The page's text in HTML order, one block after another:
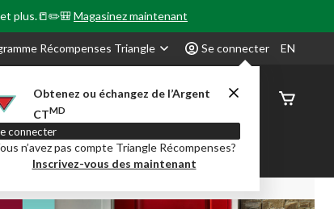
et plus.📒✏️🎒Magasinez maintenant
Récompenses Triangle Se connecter
Obtenez ou échangez de l’Argent
CTMD
connecter
n’avez pas compte Triangle Récompenses?
Inscrivez-vous des maintenant
EN
État de
Classe Party City Centre-auto